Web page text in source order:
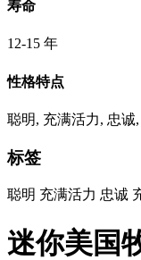
寿命
12-15 年
性格特点
聪明, 充满活力, 忠诚
标签
聪明 充满活力 忠诚
迷你美国